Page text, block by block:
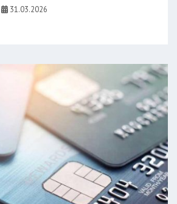
31.03.2026